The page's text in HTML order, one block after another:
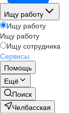
Ищу работу
Ищу работу
Ищу работу
Ищу сотрудника
Сервисы
Помощь
Ещё
Поиск
Челбасская